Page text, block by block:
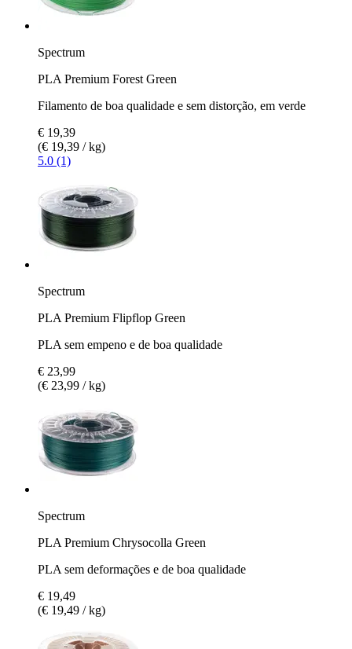
Spectrum
PLA Premium Forest Green
Filamento de boa qualidade e sem distorção, em verde
€ 19,39
(€ 19,39 / kg)
5.0 (1)
Spectrum
PLA Premium Flipflop Green
PLA sem empeno e de boa qualidade
€ 23,99
(€ 23,99 / kg)
Spectrum
PLA Premium Chrysocolla Green
PLA sem deformações e de boa qualidade
€ 19,49
(€ 19,49 / kg)